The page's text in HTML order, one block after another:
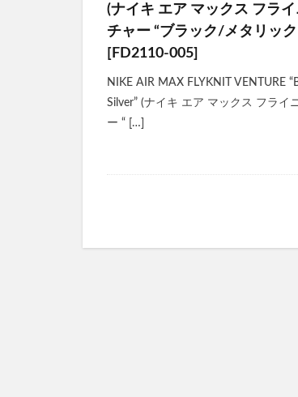
(ナイキ エア マックス フラ
チャー “ブラック/メタリッ
[FD2110-005]
NIKE AIR MAX FLYKNIT VENTURE
Silver” (ナイキ エア マックス フライ
ー “ […]